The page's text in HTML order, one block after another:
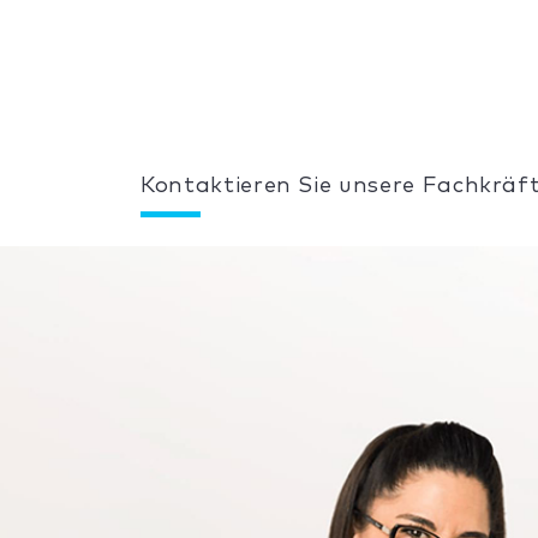
Kontaktieren Sie unsere